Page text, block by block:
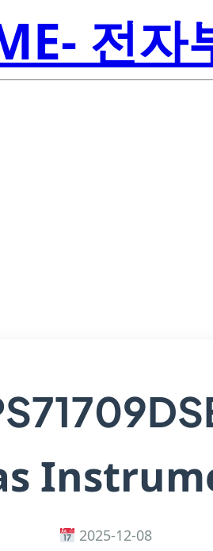
전자
2025-12-08